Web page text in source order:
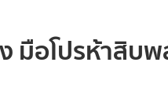
มือโปรห้าสิบ